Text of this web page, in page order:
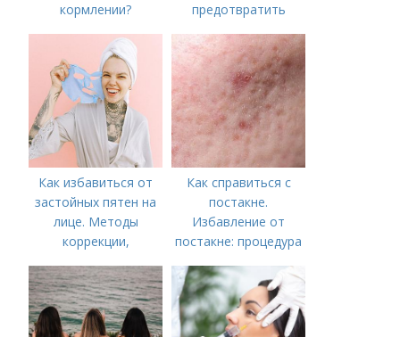
кормлении?
предотвратить
Как избавиться от
застойных пятен на
лице. Методы
коррекции,
акне и удаления
рубцов и шрамов
постакне
Как справиться с
постакне.
Избавление от
постакне: процедура